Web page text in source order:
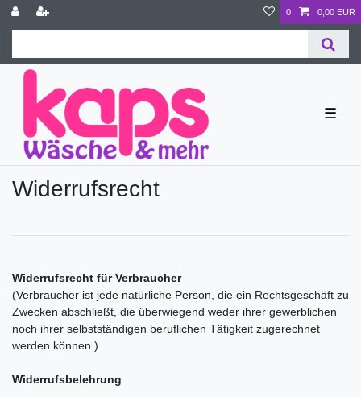
0 0,00 EUR
☰
Widerrufs­recht
Widerrufsrecht für Verbraucher
(Verbraucher ist jede natürliche Person, die ein Rechtsgeschäft zu
Zwecken abschließt, die überwiegend weder ihrer gewerblichen
noch ihrer selbstständigen beruflichen Tätigkeit zugerechnet
werden können.)
Widerrufsbelehrung